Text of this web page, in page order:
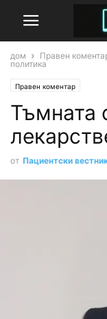
дом Правен
политика
Правен коментар
Тъмната
от Пациентски